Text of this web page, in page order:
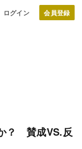
ログイン
？ 賛成VS.反